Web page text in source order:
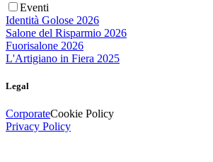
Eventi
Identità Golose 2026
Salone del Risparmio 2026
Fuorisalone 2026
L'Artigiano in Fiera 2025
Legal
CorporateCookie Policy
Privacy Policy